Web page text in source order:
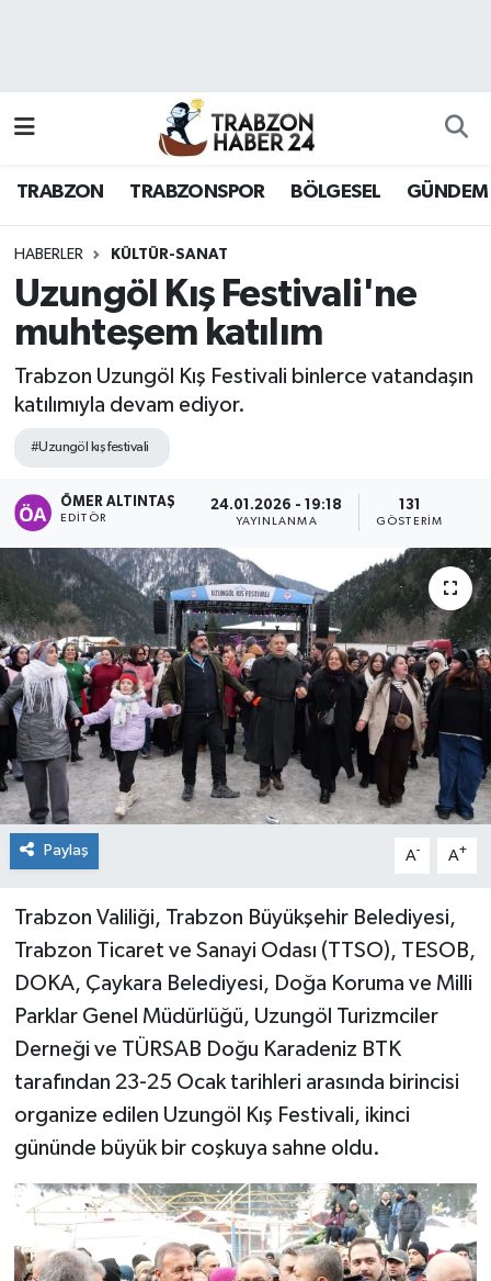
TRABZON TRABZONSPOR BÖLGESEL GÜNDEM
HABERLER KÜLTÜR-SANAT
Uzungöl Kış Festivali'ne
muhteşem katılım
Trabzon Uzungöl Kış Festivali binlerce vatandaşın
katılımıyla devam ediyor.
#Uzungöl kış festivali
ÖMER ALTINTAŞ
EDITÖR
24.01.2026 - 19:18
YAYINLANMA
131
GÖSTERIM
Paylaş A- A+
Trabzon Valiliği, Trabzon Büyükşehir Belediyesi,
Trabzon Ticaret ve Sanayi Odası (TTSO), TESOB,
DOKA, Çaykara Belediyesi, Doğa Koruma ve Milli
Parklar Genel Müdürlüğü, Uzungöl Turizmciler
Derneği ve TÜRSAB Doğu Karadeniz BTK
tarafından 23-25 Ocak tarihleri arasında birincisi
organize edilen Uzungöl Kış Festivali, ikinci
gününde büyük bir coşkuya sahne oldu.
Hava Durumu
Namaz Vakitleri
Trafik Durumu
Süper Lig Puan Durumu ve Fikstür
Son Dakika Haberleri